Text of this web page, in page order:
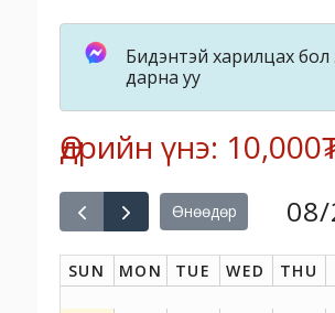
Бидэнтэй харилцах бол
дарна уу
Өдрийн үнэ:
Өнөөдөр
SUN MON TUE WED THU